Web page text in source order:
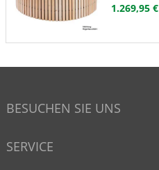
1.269,95 €
BESUCHEN SIE UNS
SERVICE